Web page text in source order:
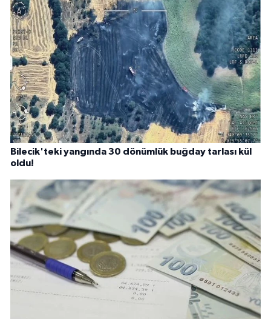
Bilecik'teki yangında 30 dönümlük buğday tarlası kül
oldu!